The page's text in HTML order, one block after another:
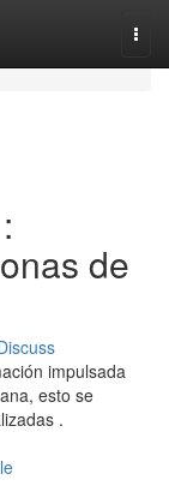
de
impulsada
esto se
.